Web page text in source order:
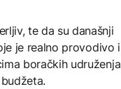
te da su današnji
je realno provodivo i
boračkih udruženja